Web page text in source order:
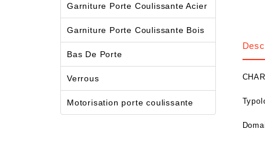
Garniture Porte Coulissante Acier
Garniture Porte Coulissante Bois
Bas De Porte
Verrous
Motorisation porte coulissante